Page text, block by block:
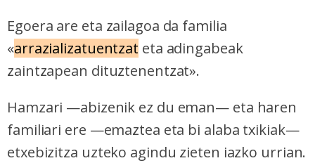
Egoera are eta zailagoa da familia
«arrazializatuentzat eta adingabeak
zaintzapean dituztenentzat».
Hamzari —abizenik ez du eman— eta haren
familiari ere —emaztea eta bi alaba txikiak—
etxebizitza uzteko agindu zieten iazko urrian.